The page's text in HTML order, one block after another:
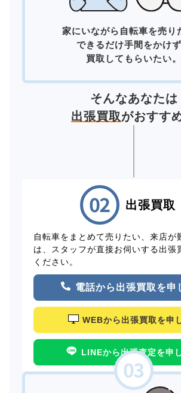
家にいながら自転車を売り
できるだけ手間をかけ
買取してもらいたい。
そんなあなたは
出張買取がおすす
出張買取
自転車をまとめて売りたい、来店が
は、スタッフが直接お伺いする出張
ください。
電話から出張買取を申
WEBから出張買取を申
LINEから出張査定を申